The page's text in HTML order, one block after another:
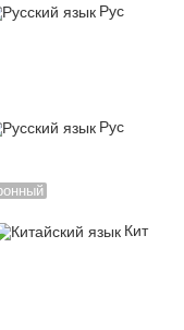
Рус
Рус
Кит